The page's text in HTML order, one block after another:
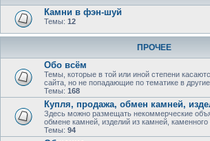
Камни в фэн-шуй
Темы: 12
ПРОЧЕЕ
Обо всём
Темы, которые в той или иной степени
сайта, но не попадающие по тематике в
Темы: 168
Купля, продажа, обмен камней,
Здесь можно размещать некоммерческие
обмене камней, изделий из камней, каменного
Темы: 94